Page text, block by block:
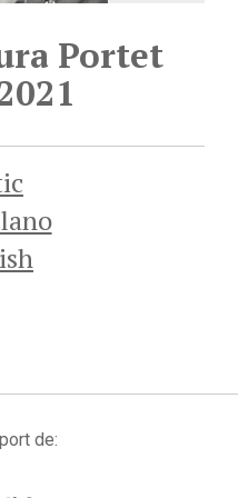
Portet
de: